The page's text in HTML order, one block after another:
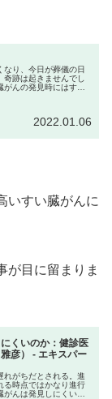
なり、今日が葬儀の日
跡は起きませんでし
んの発見時にはすで
2022.01.06
いすい臓がんに
が目に留まりま
くいのか：健診医
彦） - エキスパー
れがちだとされる。進
る時点ではかなり進行
んは発見しにくいの